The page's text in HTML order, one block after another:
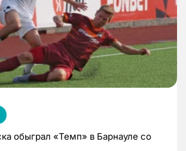
обыграл «Темп» в Барнауле со